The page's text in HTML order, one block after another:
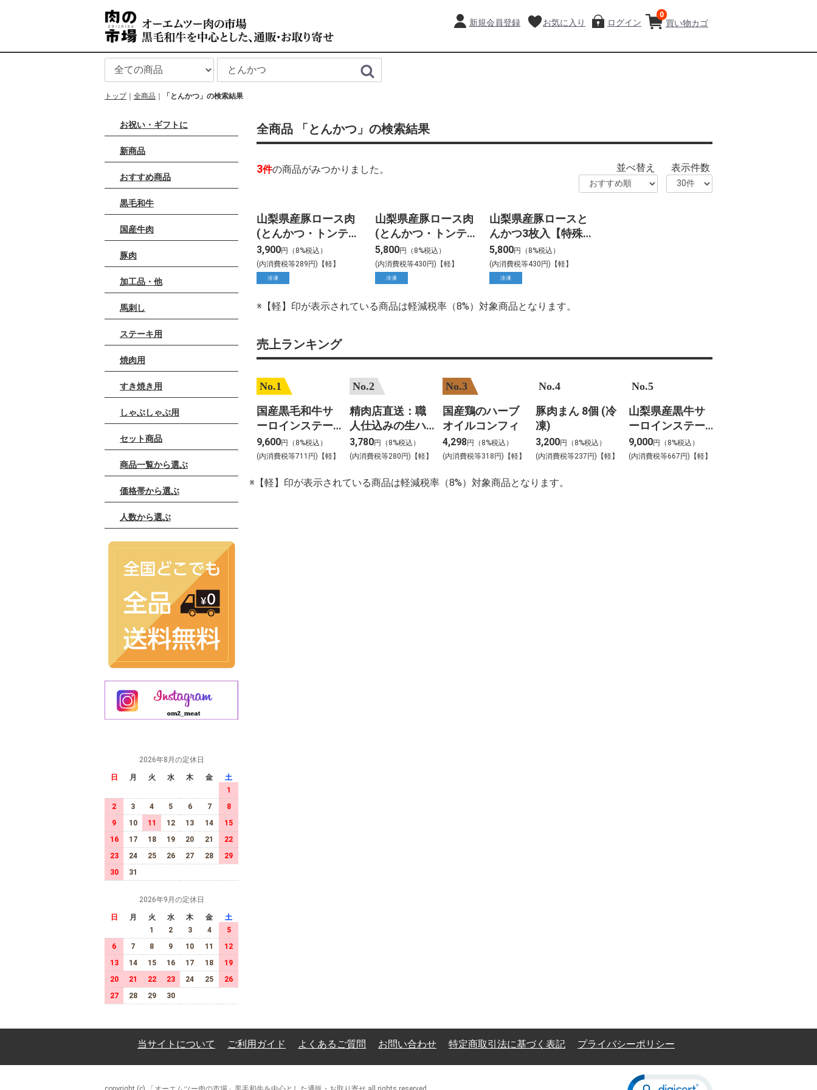
買い物カゴ
0
新規会員登録 お気に入り ログイン
トップ 全商品 「とんかつ」の検索結果
お祝い・ギフトに
新商品
おすすめ商品
黒毛和牛
国産牛肉
豚肉
加工品・他
馬刺し
ステーキ用
焼肉用
すき焼き用
しゃぶしゃぶ用
セット商品
商品一覧から選ぶ
価格帯から選ぶ
人数から選ぶ
2026年8月の定休日
日 月 火 水 木 金
土
1
2
3 4 5 6 7
8
9
10 11 12 13 14
15
16
17 18 19 20 21
22
23
24 25 26 27 28
29
30
31
2026年9月の定休日
日 月 火 水 木 金
土
1
2 3 4
5
6
7 8 9 10 11
12
13
14 15 16 17 18
19
20
21 22 23 24 25
26
27
28 29 30
全商品 「とんかつ」の検索結果
3件の商品がみつかりました。 並べ替え 表示件数
山梨県産豚ロース肉
(とんかつ・トンテキ
用) 3枚入り
3,900円（8%税込）
(内消費税等289円)【軽】
冷凍
山梨県産豚ロース肉
(とんかつ・トンテキ
用) 5枚入り
5,800円（8%税込）
(内消費税等430円)【軽】
冷凍
山梨県産豚ロースと
んかつ3枚入【特殊冷
凍】600g
5,800円（8%税込）
(内消費税等430円)【軽】
冷凍
※【軽】印が表示されている商品は軽減税率（8%）対象商品となります。
売上ランキング
No.1
国産黒毛和牛サ
ーロインステー
キ 約200gカット
2枚入
9,600円（8%税込）
(内消費税等711円)【軽】
No.2
精肉店直送：職
人仕込みの生ハ
ンバーグ
3,780円（8%税込）
(内消費税等280円)【軽】
No.3
国産鶏のハーブ
オイルコンフィ
4,298円（8%税込）
(内消費税等318円)【軽】
No.4
豚肉まん 8個 (冷
凍)
3,200円（8%税込）
(内消費税等237円)【軽】
No.5
山梨県産黒牛サ
ーロインステー
キ
9,000円（8%税込）
(内消費税等667円)【軽】
※【軽】印が表示されている商品は軽減税率（8%）対象商品となります。
当サイトについて ご利用ガイド よくあるご質問 お問い合わせ 特定商取引法に基づく表記 プライバシーポリシー